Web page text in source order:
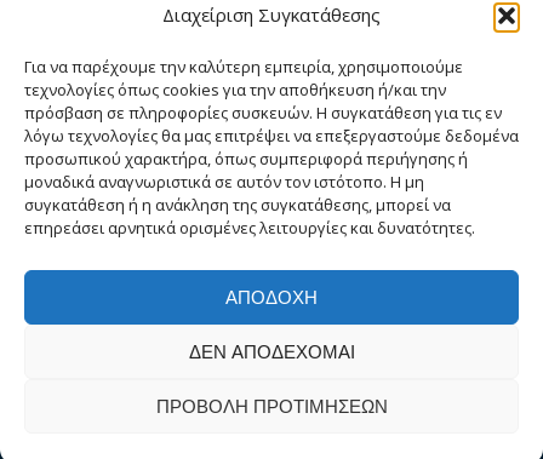
Διαχείριση Συγκατάθεσης
Για να παρέχουμε την καλύτερη εμπειρία, χρησιμοποιούμε
τεχνολογίες όπως cookies για την αποθήκευση ή/και την
πρόσβαση σε πληροφορίες συσκευών. Η συγκατάθεση για τις εν
λόγω τεχνολογίες θα μας επιτρέψει να επεξεργαστούμε δεδομένα
προσωπικού χαρακτήρα, όπως συμπεριφορά περιήγησης ή
μοναδικά αναγνωριστικά σε αυτόν τον ιστότοπο. Η μη
συγκατάθεση ή η ανάκληση της συγκατάθεσης, μπορεί να
επηρεάσει αρνητικά ορισμένες λειτουργίες και δυνατότητες.
ΑΠΟΔΟΧΉ
ΔΕΝ ΑΠΟΔΈΧΟΜΑΙ
ΠΡΟΒΟΛΉ ΠΡΟΤΙΜΉΣΕΩΝ
Προσωπικά Δεδομένα
Πολιτική Cookies
Δήλωση Προσβασιμότητας
© 2026 ΕΑΔΗΣΥ® | Με την διαφύλαξη κάθε
νόμιμου δικαιώματος
Δημιουργία-Σχεδίαση INFOWAY